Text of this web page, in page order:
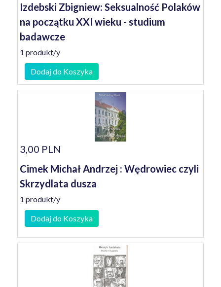
Izdebski Zbigniew: Seksualność Polaków
na początku XXI wieku - studium
badawcze
1 produkt/y
Dodaj do Koszyka
3,00 PLN
Cimek Michał Andrzej : Wędrowiec czyli
Skrzydlata dusza
1 produkt/y
Dodaj do Koszyka